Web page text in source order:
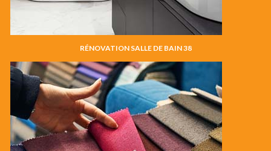
RÉNOVATION SALLE DE BAIN 38